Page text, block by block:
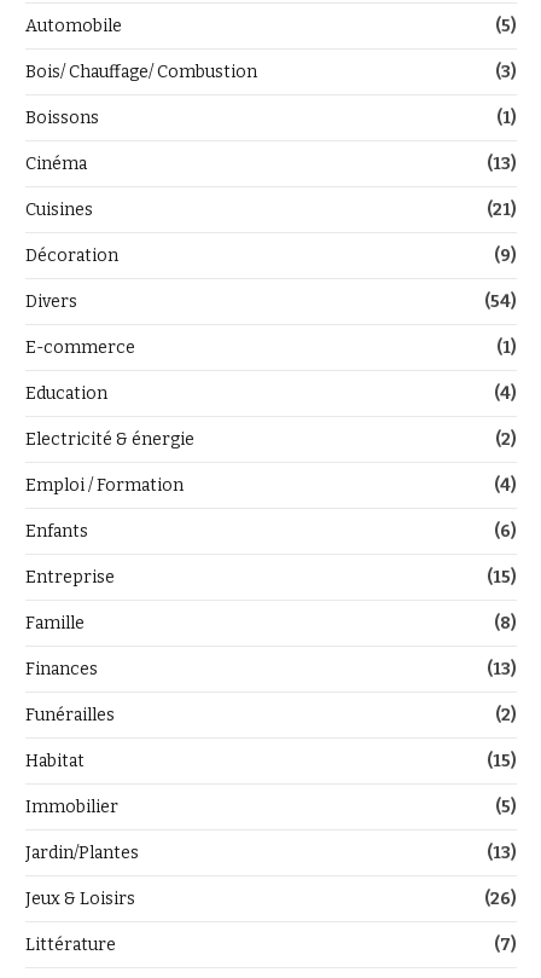
Automobile (5)
Bois/ Chauffage/ Combustion (3)
Boissons (1)
Cinéma (13)
Cuisines (21)
Décoration (9)
Divers (54)
E-commerce (1)
Education (4)
Electricité & énergie (2)
Emploi / Formation (4)
Enfants (6)
Entreprise (15)
Famille (8)
Finances (13)
Funérailles (2)
Habitat (15)
Immobilier (5)
Jardin/Plantes (13)
Jeux & Loisirs (26)
Littérature (7)